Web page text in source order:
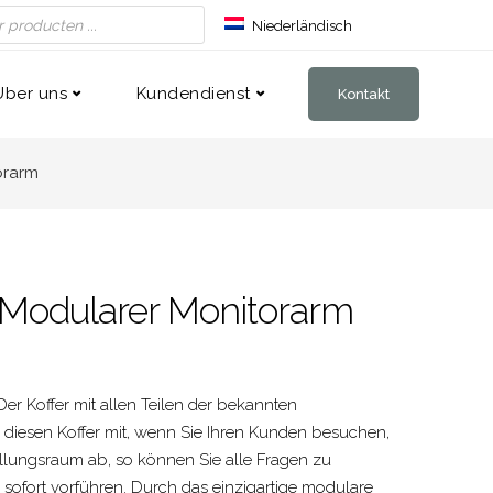
Niederländisch
Französisch
uns Kundendienst Kontakt
Monitorarm
Koffer mit allen Teilen der bekannten
Koffer mit, wenn Sie Ihren Kunden besuchen,
ab, so können Sie alle Fragen zu
vorführen. Durch das einzigartige modulare